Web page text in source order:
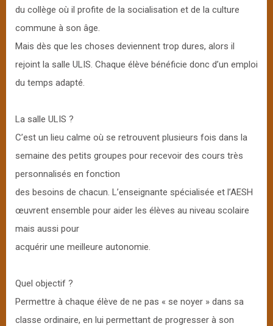
du collège où il profite de la socialisation et de la culture
commune à son âge.
Mais dès que les choses deviennent trop dures, alors il
rejoint la salle ULIS. Chaque élève bénéficie donc d’un emploi
du temps adapté.
La salle ULIS ?
C’est un lieu calme où se retrouvent plusieurs fois dans la
semaine des petits groupes pour recevoir des cours très
personnalisés en fonction
des besoins de chacun. L’enseignante spécialisée et l’AESH
œuvrent ensemble pour aider les élèves au niveau scolaire
mais aussi pour
acquérir une meilleure autonomie.
Quel objectif ?
Permettre à chaque élève de ne pas « se noyer » dans sa
classe ordinaire, en lui permettant de progresser à son